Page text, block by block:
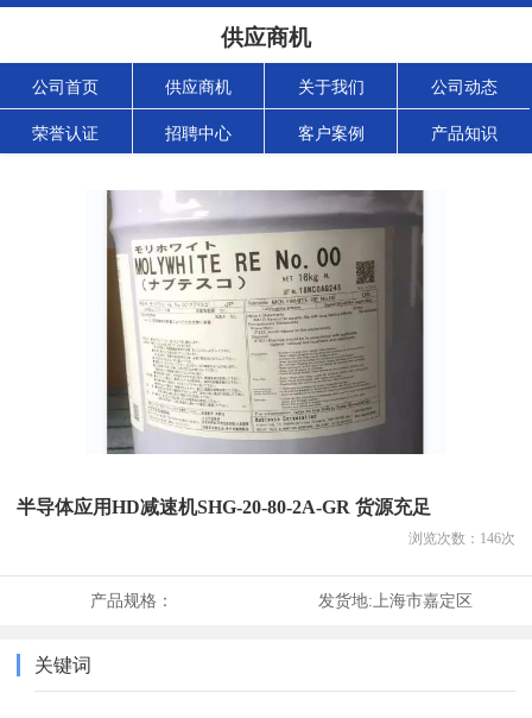
供应商机
公司首页 供应商机 关于我们 公司动态
荣誉认证 招聘中心 客户案例 产品知识
半导体应用HD减速机SHG-20-80-2A-GR 货源充足
浏览次数： 146次
产品规格： 发货地: 上海市嘉定区
关键词